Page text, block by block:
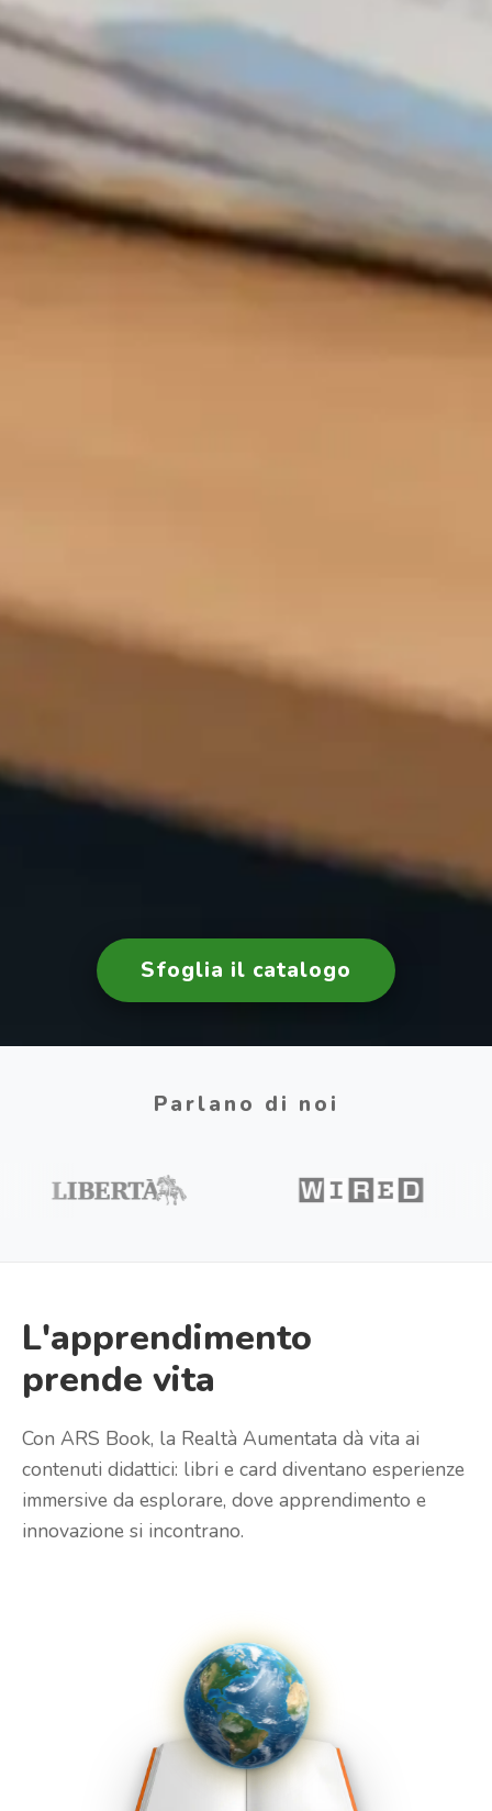
Sfoglia il catalogo
Parlano di noi
L'apprendimento
prende vita
Con ARS Book, la Realtà Aumentata dà vita ai
contenuti didattici: libri e card diventano esperienze
immersive da esplorare, dove apprendimento e
innovazione si incontrano.